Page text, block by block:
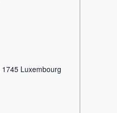
1745 Luxembourg